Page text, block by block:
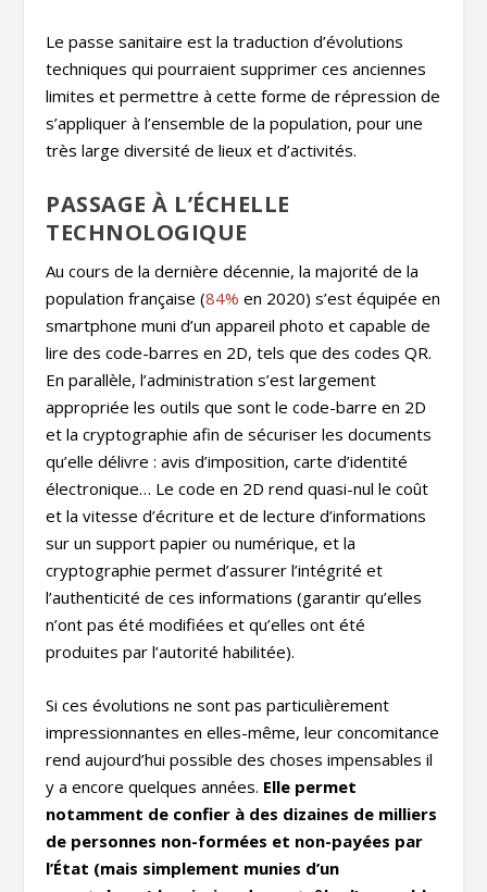
Le passe sanitaire est la traduction d’évolutions
techniques qui pourraient supprimer ces anciennes
limites et permettre à cette forme de répression de
s’appliquer à l’ensemble de la population, pour une
très large diversité de lieux et d’activités.
PASSAGE À L’ÉCHELLE
TECHNOLOGIQUE
Au cours de la dernière décennie, la majorité de la
population française (84% en 2020) s’est équipée en
smartphone muni d’un appareil photo et capable de
lire des code-barres en 2D, tels que des codes QR.
En parallèle, l’administration s’est largement
appropriée les outils que sont le code-barre en 2D
et la cryptographie afin de sécuriser les documents
qu’elle délivre : avis d’imposition, carte d’identité
électronique… Le code en 2D rend quasi-nul le coût
et la vitesse d’écriture et de lecture d’informations
sur un support papier ou numérique, et la
cryptographie permet d’assurer l’intégrité et
l’authenticité de ces informations (garantir qu’elles
n’ont pas été modifiées et qu’elles ont été
produites par l’autorité habilitée).
Si ces évolutions ne sont pas particulièrement
impressionnantes en elles-même, leur concomitance
rend aujourd’hui possible des choses impensables il
y a encore quelques années. Elle permet
notamment de confier à des dizaines de milliers
de personnes non-formées et non-payées par
l’État (mais simplement munies d’un